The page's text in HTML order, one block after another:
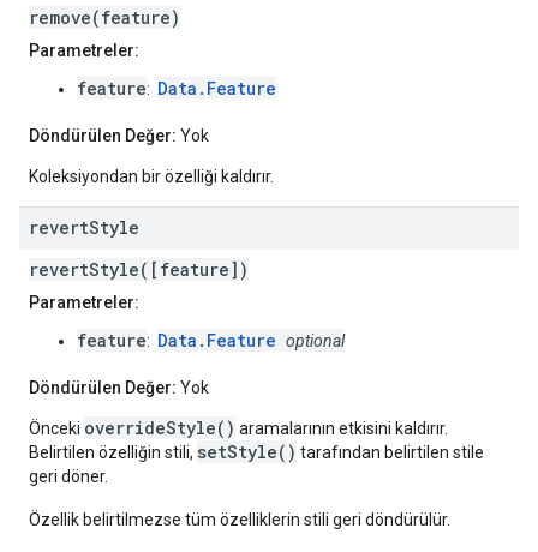
remove(feature)
Parametreler:
feature: Data.Feature
Döndürülen Değer: Yok
Koleksiyondan bir özelliği kaldırır.
revertStyle
revertStyle([feature])
Parametreler:
feature: Data.Feature optional
Döndürülen Değer: Yok
Önceki overrideStyle() aramalarının etkisini kaldırır.
Belirtilen özelliğin stili, setStyle() tarafından belirtilen stile
geri döner.
Özellik belirtilmezse tüm özelliklerin stili geri döndürülür.